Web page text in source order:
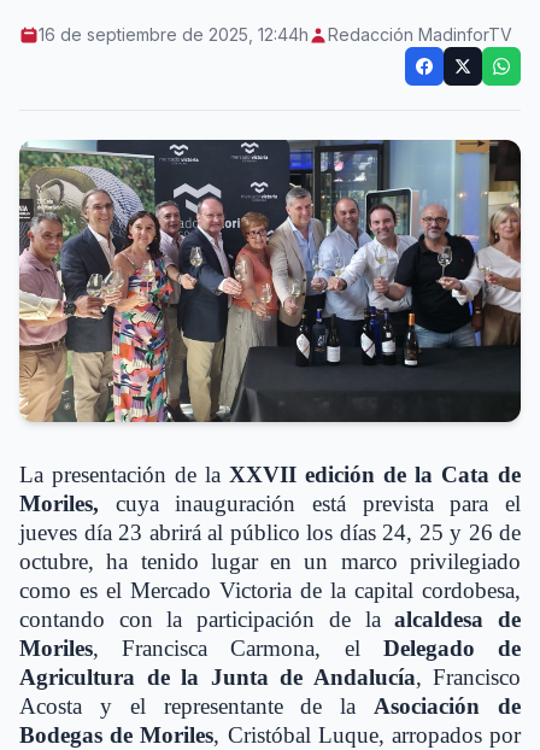
16 de septiembre de 2025, 12:44h Redacción MadinforTV
La presentación de la XXVII edición de la Cata de
Moriles, cuya inauguración está prevista para el
jueves día 23 abrirá al público los días 24, 25 y 26 de
octubre, ha tenido lugar en un marco privilegiado
como es el Mercado Victoria de la capital cordobesa,
contando con la participación de laalcaldesa de
Moriles, Francisca Carmona, el Delegado de
Agricultura de la Junta de Andalucía, Francisco
Acosta y el representante de la Asociación de
Bodegas de Moriles, Cristóbal Luque, arropados por